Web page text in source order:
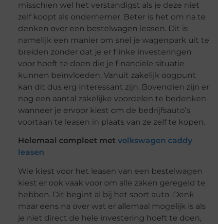
misschien wel het verstandigst als je deze niet
zelf koopt als ondernemer. Beter is het om na te
denken over een bestelwagen leasen. Dit is
namelijk een manier om snel je wagenpark uit te
breiden zonder dat je er flinke investeringen
voor hoeft te doen die je financiële situatie
kunnen beïnvloeden. Vanuit zakelijk oogpunt
kan dit dus erg interessant zijn. Bovendien zijn er
nog een aantal zakelijke voordelen te bedenken
wanneer je ervoor kiest om de bedrijfsauto’s
voortaan te leasen in plaats van ze zelf te kopen.
Helemaal compleet met volkswagen caddy
leasen
Wie kiest voor het leasen van een bestelwagen
kiest er ook vaak voor om alle zaken geregeld te
hebben. Dit begint al bij het soort auto. Denk
maar eens na over wat er allemaal mogelijk is als
je niet direct de hele investering hoeft te doen,